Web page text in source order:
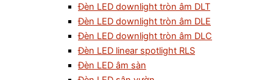
Đèn LED downlight tròn âm DLT
Đèn LED downlight tròn âm DLE
Đèn LED downlight tròn âm DLC
Đèn LED linear spotlight RLS
Đèn LED âm sàn